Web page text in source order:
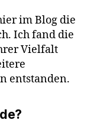
im Blog die
Ich fand die
Vielfalt
entstanden.